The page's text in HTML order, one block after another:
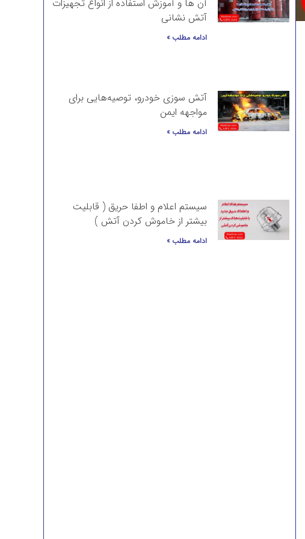
آن ها و آموزش استفاده از انواع تجهیزات
آتش نشانی
ادامه مطلب »
آتش سوزی خودرو، توصیه‌هایی برای
مواجهه ایمن
ادامه مطلب »
سیستم اعلام و اطفا حریق ( قابلیت
بیشتر از خاموش کردن آتش )
ادامه مطلب »